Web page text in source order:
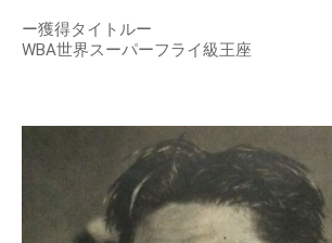
ー獲得タイトルー
WBA世界スーパーフライ級王座